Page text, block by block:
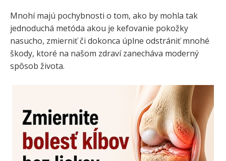
Mnohí majú pochybnosti o tom, ako by mohla tak
jednoduchá metóda akou je kefovanie pokožky
nasucho, zmierniť či dokonca úplne odstrániť mnohé
škody, ktoré na našom zdraví zanecháva moderný
spôsob života.